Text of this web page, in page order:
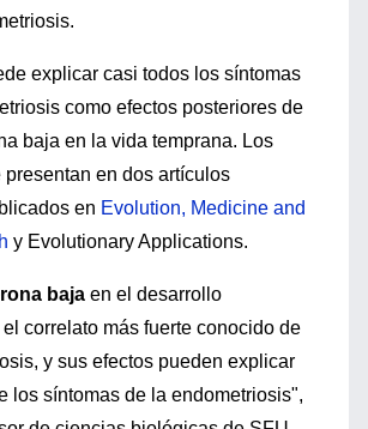
explicar casi todos los síntomas
como efectos posteriores de
baja en la vida temprana. Los
presentan en dos artículos
en Evolution, Medicine and
y Evolutionary Applications.
baja en el desarrollo
correlato más fuerte conocido de
y sus efectos pueden explicar
los síntomas de la endometriosis",